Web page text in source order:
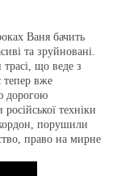
Ваня бачить
та зруйновані.
що веде з
тепер вже
дорогою
техніки
порушили
право на мирне